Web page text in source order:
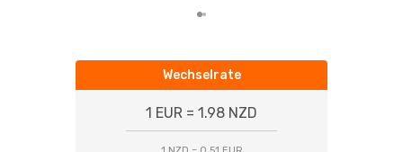
Wechselrate
1 EUR = 1.98 NZD